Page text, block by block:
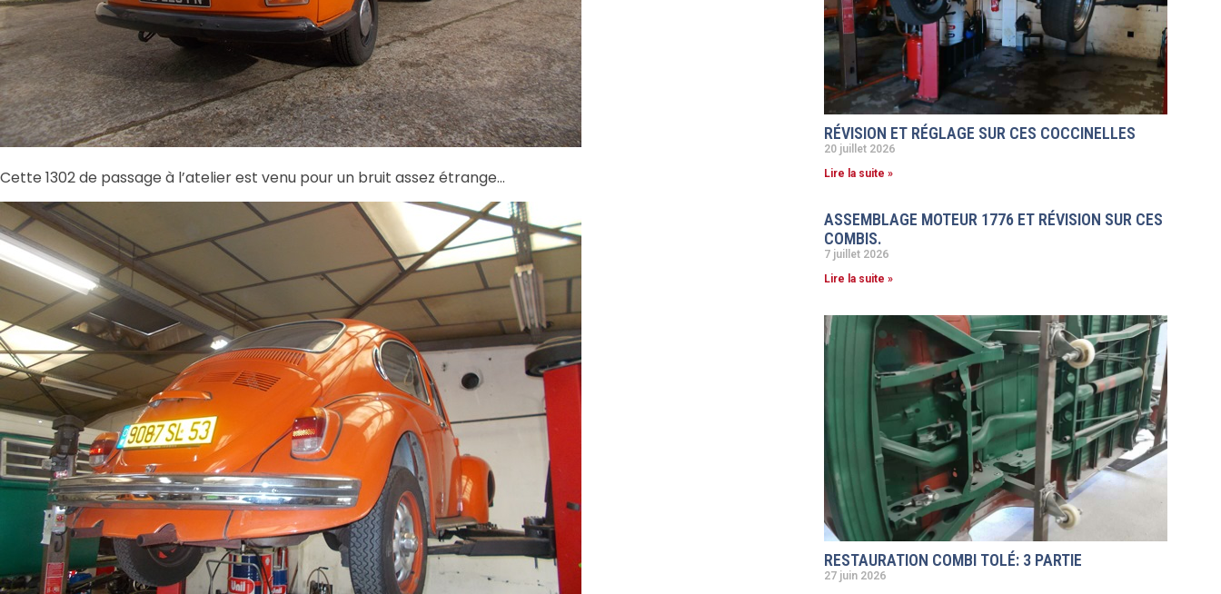
Cette 1302 de passage à l’atelier est venu pour un bruit assez étrange…
RÉVISION ET RÉGLAGE SUR CES COCCINELLES
20 juillet 2026
Lire la suite »
ASSEMBLAGE MOTEUR 1776 ET RÉVISION SUR CES
COMBIS.
7 juillet 2026
Lire la suite »
RESTAURATION COMBI TOLÉ: 3 PARTIE
27 juin 2026